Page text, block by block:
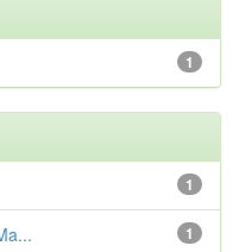
1
1
1